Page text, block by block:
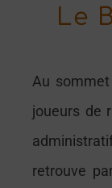
Le
Au
joueurs de
retrouve